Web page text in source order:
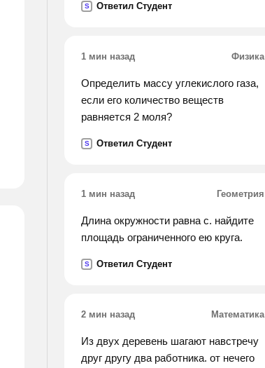
сколько двухколесных?
S Ответил Студент
1 мин назад Физика
Определить массу углекислого газа,
если его количество веществ
равняется 2 моля?
S Ответил Студент
1 мин назад Геометрия
Длина окружности равна с. найдите
площадь ограниченного ею круга.
S Ответил Студент
2 мин назад Математика
Из двух деревень шагают навстречу
друг другу два работника. от нечего